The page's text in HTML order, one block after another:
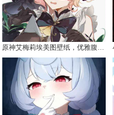
原神艾梅莉埃美图壁纸，优雅腹黑眼镜娘